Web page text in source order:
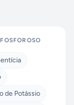
de Potássio